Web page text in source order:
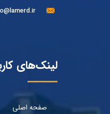
لینک‌های
صفحه اصلی